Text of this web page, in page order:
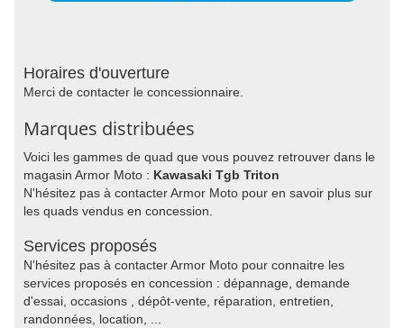
Horaires d'ouverture
Merci de contacter le concessionnaire.
Marques distribuées
Voici les gammes de quad que vous pouvez retrouver dans le
magasin Armor Moto : Kawasaki Tgb Triton
N'hésitez pas à contacter Armor Moto pour en savoir plus sur
les quads vendus en concession.
Services proposés
N'hésitez pas à contacter Armor Moto pour connaitre les
services proposés en concession : dépannage, demande
d'essai, occasions , dépôt-vente, réparation, entretien,
randonnées, location, ...